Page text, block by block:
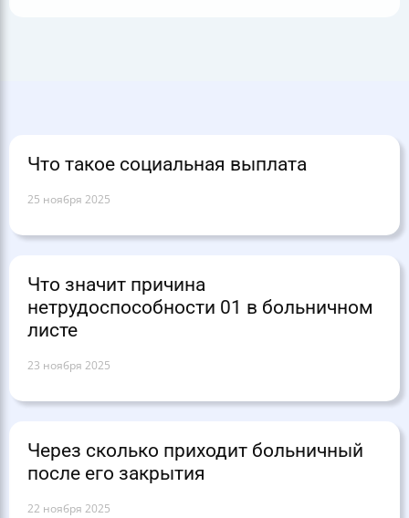
Что такое социальная выплата
25 ноября 2025
Что значит причина
нетрудоспособности 01 в больничном
листе
23 ноября 2025
Через сколько приходит больничный
после его закрытия
22 ноября 2025